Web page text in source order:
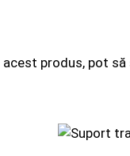
produs, pot să